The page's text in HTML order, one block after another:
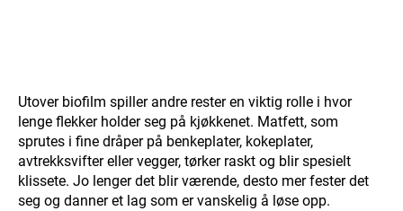
Utover biofilm spiller andre rester en viktig rolle i hvor
lenge flekker holder seg på kjøkkenet. Matfett, som
sprutes i fine dråper på benkeplater, kokeplater,
avtrekksvifter eller vegger, tørker raskt og blir spesielt
klissete. Jo lenger det blir værende, desto mer fester det
seg og danner et lag som er vanskelig å løse opp.